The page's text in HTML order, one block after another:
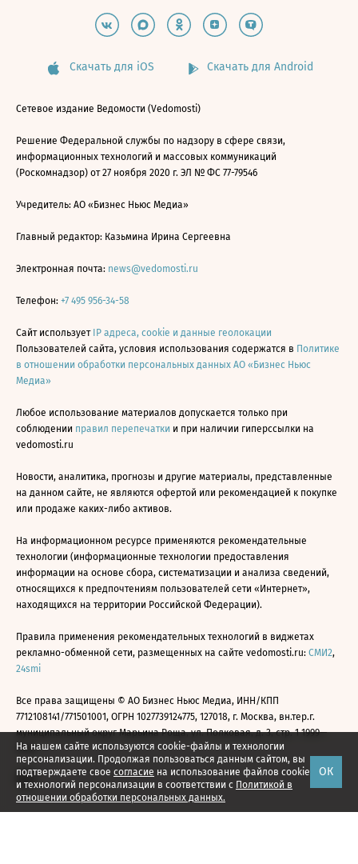
На нашем сайте используются cookie-файлы и технологии
персонализации. Продолжая пользоваться данным сайтом, вы
подтверждаете свое согласие на использование файлов cookie
и технологий персонализации в соответствии с Политикой в
отношении обработки персональных данных.
ОК
Скачать для iOS Скачать для Android
Сетевое издание Ведомости (Vedomosti)
Решение Федеральной службы по надзору в сфере связи,
информационных технологий и массовых коммуникаций
(Роскомнадзор) от 27 ноября 2020 г. ЭЛ № ФС 77-79546
Учредитель: АО «Бизнес Ньюс Медиа»
Главный редактор: Казьмина Ирина Сергеевна
Электронная почта: news@vedomosti.ru
Телефон: +7 495 956-34-58
Сайт использует IP адреса, cookie и данные геолокации
Пользователей сайта, условия использования содержатся в Политике
в отношении обработки персональных данных АО «Бизнес Ньюс
Медиа»
Любое использование материалов допускается только при
соблюдении правил перепечатки и при наличии гиперссылки на
vedomosti.ru
Новости, аналитика, прогнозы и другие материалы, представленные
на данном сайте, не являются офертой или рекомендацией к покупке
или продаже каких-либо активов.
На информационном ресурсе применяются рекомендательные
технологии (информационные технологии предоставления
информации на основе сбора, систематизации и анализа сведений,
относящихся к предпочтениям пользователей сети «Интернет»,
находящихся на территории Российской Федерации).
Правила применения рекомендательных технологий в виджетах
рекламно-обменной сети, размещенных на сайте vedomosti.ru: СМИ2,
24smi
Все права защищены © АО Бизнес Ньюс Медиа, ИНН/КПП
7712108141/771501001, ОГРН 1027739124775, 127018, г. Москва, вн.тер.г.
муниципальный округ Марьина Роща, ул. Полковая, д. 3, стр. 1 1999—
2026